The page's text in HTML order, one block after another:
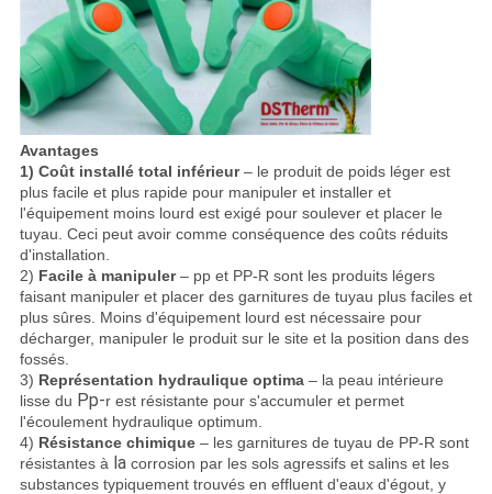
Avantages
1) Coût installé total inférieur– le produit de poids léger est
plus facile et plus rapide pour manipuler et installer et
l'équipement moins lourd est exigé pour soulever et placer le
tuyau. Ceci peut avoir comme conséquence des coûts réduits
d'installation.
2) Facile à manipuler– pp et PP-R sont les produits légers
faisant manipuler et placer des garnitures de tuyau plus faciles et
plus sûres. Moins d'équipement lourd est nécessaire pour
décharger, manipuler le produit sur le site et la position dans des
fossés.
3) Représentation hydraulique optima– la peau intérieure
lisse du Pp-r est résistante pour s'accumuler et permet
l'écoulement hydraulique optimum.
4) Résistance chimique– les garnitures de tuyau de PP-R sont
résistantes à la corrosion par les sols agressifs et salins et les
substances typiquement trouvés en effluent d'eaux d'égout, y